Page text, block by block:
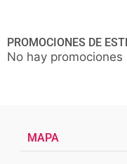
PROMOCIONES DE
No hay promociones
MAPA